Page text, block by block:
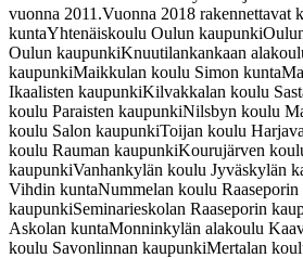
vuonna 2011.Vuonna 2018 rakennettavat
kuntaYhtenäiskoulu Oulun kaupunki
Oulun kaupunkiKnuutilankankaan
kaupunkiMaikkulan koulu Simon kunta
Ikaalisten kaupunkiKilvakkalan koulu
koulu Paraisten kaupunkiNilsbyn koulu
koulu Salon kaupunkiToijan koulu
koulu Rauman kaupunkiKourujärven
kaupunkiVanhankylän koulu Jyväskylän
Vihdin kuntaNummelan koulu Raaseporin
kaupunkiSeminarieskolan Raaseporin
Askolan kuntaMonninkylän alakoulu
koulu Savonlinnan kaupunkiMertalan